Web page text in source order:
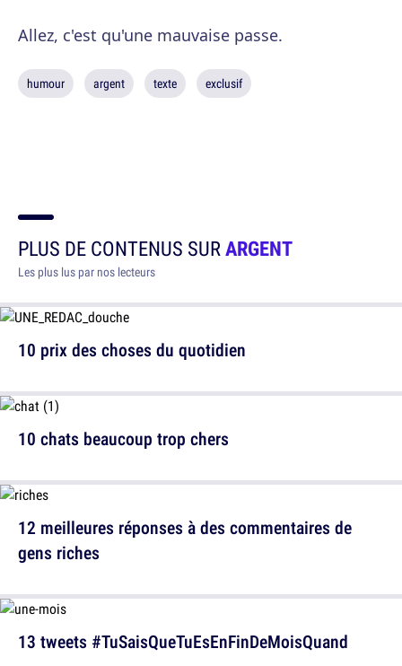
Allez, c'est qu'une mauvaise passe.
humour argent texte exclusif
PLUS DE CONTENUS SURARGENT
Les plus lus par nos lecteurs
10 prix des choses du quotidien
12 meilleures réponses à des commentaires de
gens riches
10 chats beaucoup trop chers
13 tweets #TuSaisQueTuEsEnFinDeMoisQuand